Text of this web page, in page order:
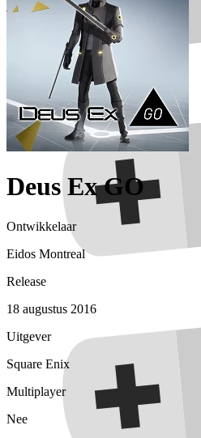
Deus Ex GO
Ontwikkelaar
Eidos Montreal
Release
18 augustus 2016
Uitgever
Square Enix
Multiplayer
Nee